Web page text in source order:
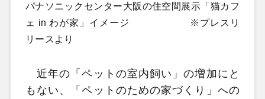
パナソニックセンター大阪の住空間展示 「 猫カフ
ェ in わが家 」イメージ ※プレスリ
リースより
近年の「ペットの室内飼い」の増加にと
もない、「ペットのための家づくり」への